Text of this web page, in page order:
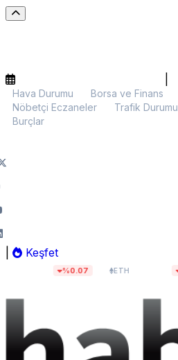
Hava Durumu Borsa ve Finans
Nöbetçi Eczaneler
Trafik Durumu
Burçlar
Keşfet
ETH$1.920,60